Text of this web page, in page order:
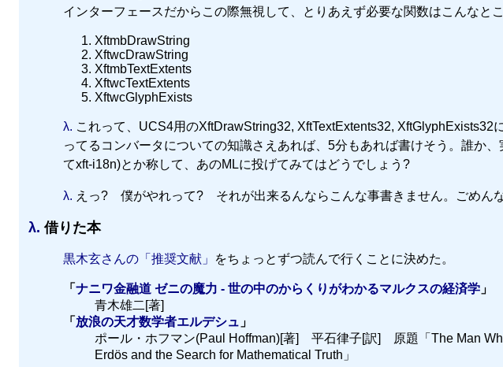
インターフェースだからこの際無視して、とりあえず必要な関数はこんなと
XftmbDrawString
XftwcDrawString
XftmbTextExtents
XftwcTextExtents
XftwcGlyphExists
λ. これって、UCS4用のXftDrawString32, XftTextExtents32,
ってるコンバータについての知識さえあれば、5分もあれば書けそう。誰か
てxft-i18n)とか称して、あのMLに投げてみてはどうでしょう?
λ. えっ? 僕がやれって? それが出来るんならこんな事書きません。ごめんな
λ. 借りた本
黒木玄さんの「推奨文献」 をちょっとずつ読んで行くことに決めた。
「 ナニワ金融道 ゼニの魔力 - 世の中のからくりがわかるマルクスの経済学」
青木雄二[著]
「 放浪の天才数学者エルデシュ 」
ポール・ホフマン(Paul Hoffman)[著] 平石律子[訳] 原題「The Man
Erdös and the Search for Mathematical Truth」